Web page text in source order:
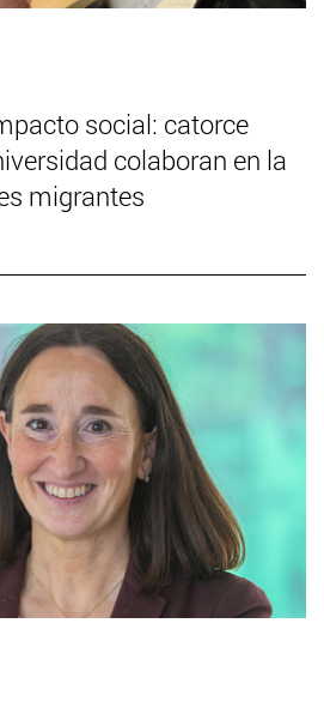
social: catorce
colaboran en la
migrantes